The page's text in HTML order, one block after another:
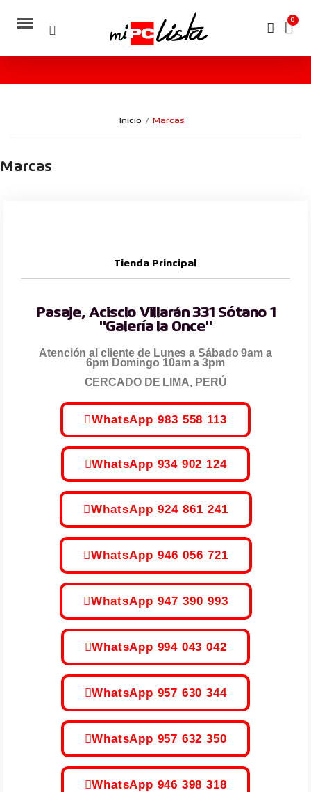
Inicio Marcas
Marcas
Tienda Principal
Pasaje, Acisclo Villarán 331 Sótano 1
"Galería la Once"
Atención al cliente de Lunes a Sábado 9am a
6pm Domingo 10am a 3pm
CERCADO DE LIMA, PERÚ
WhatsApp 983 558 113
WhatsApp 934 902 124
WhatsApp 924 861 241
WhatsApp 946 056 721
WhatsApp 947 390 993
WhatsApp 994 043 042
WhatsApp 957 630 344
WhatsApp 957 632 350
WhatsApp 946 398 318